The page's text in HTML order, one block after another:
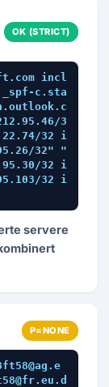
OK (STRICT)
incl
c.sta
3
32 i
32" "
32 i
32 i
servere
P=NONE